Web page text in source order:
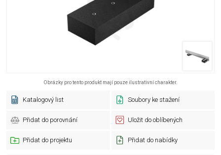
Obrázky pro tento produkt mají pouze ilustrativní charakter.
Katalogový list Soubory ke stažení
Přidat do porovnání Uložit do oblíbených
Přidat do projektu Přidat do nabídky